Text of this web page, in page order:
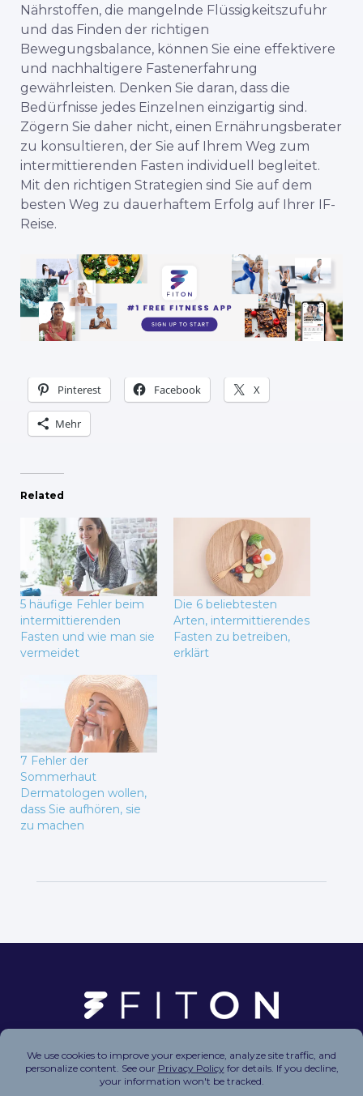
Nährstoffen, die mangelnde Flüssigkeitszufuhr
und das Finden der richtigen
Bewegungsbalance, können Sie eine effektivere
und nachhaltigere Fastenerfahrung
gewährleisten. Denken Sie daran, dass die
Bedürfnisse jedes Einzelnen einzigartig sind.
Zögern Sie daher nicht, einen Ernährungsberater
zu konsultieren, der Sie auf Ihrem Weg zum
intermittierenden Fasten individuell begleitet.
Mit den richtigen Strategien sind Sie auf dem
besten Weg zu dauerhaftem Erfolg auf Ihrer IF-
Reise.
Pinterest Facebook X
Mehr
Related
5 häufige Fehler beim
intermittierenden
Fasten und wie man sie
vermeidet
Die 6 beliebtesten
Arten, intermittierendes
Fasten zu betreiben,
erklärt
7 Fehler der
Sommerhaut
Dermatologen wollen,
dass Sie aufhören, sie
zu machen